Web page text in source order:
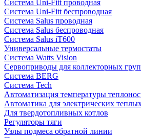
Система Uni-Fitt проводная
Система Uni-Fitt беспроводная
Система Salus проводная
Система Salus беспроводная
Система Salus iT600
Универсальные термостаты
Система Watts Vision
Сервоприводы для коллекторных
Система BERG
Система Tech
Автоматизация температуры
Автоматика для электрических
Для твердотопливных котлов
Регуляторы тяги
Узлы подмеса обратной линии